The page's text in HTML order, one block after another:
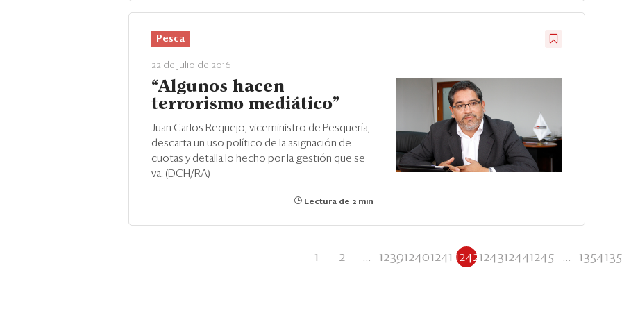
Pesca
22 de julio de 2016
“Algunos hacen
terrorismo mediático”
Juan Carlos Requejo, viceministro de Pesquería,
descarta un uso político de la asignación de
cuotas y detalla lo hecho por la gestión que se
va. (DCH/RA)
Lectura de 2 min
1 2 ... 123912401241 1242 124312441245 ... 1354